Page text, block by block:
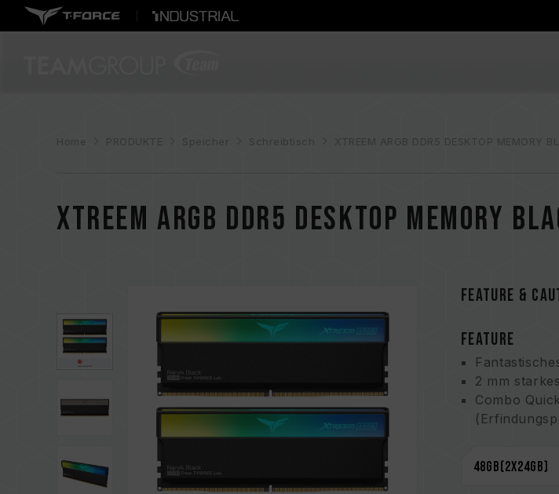
Home PRODUKTE Speicher Schreibtisch XTREEM ARGB DDR5 DESKTOP MEMORY
XTREEM ARGB DDR5 DESKTOP MEMORY
FEATURE &
FEATURE
2 mm
Combo
Der